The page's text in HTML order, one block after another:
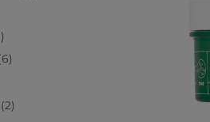
6
2